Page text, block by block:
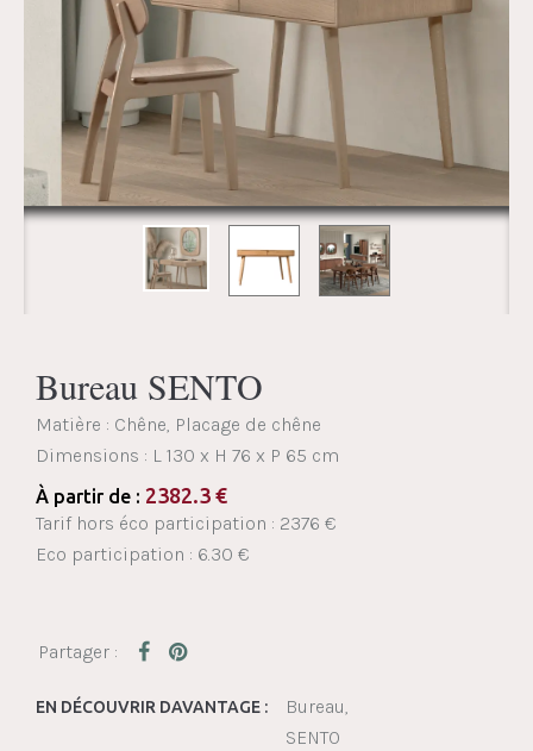
Bureau SENTO
Matière : Chêne, Placage de chêne
Dimensions : L 130 x H 76 x P 65 cm
À partir de : 2382.3 €
Tarif hors éco participation : 2376 €
Eco participation : 6.30 €
EN DÉCOUVRIR DAVANTAGE :
Bureau
SENTO